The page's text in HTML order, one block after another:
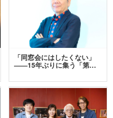
「同窓会にはしたくない」
――15年ぶりに集う「第…